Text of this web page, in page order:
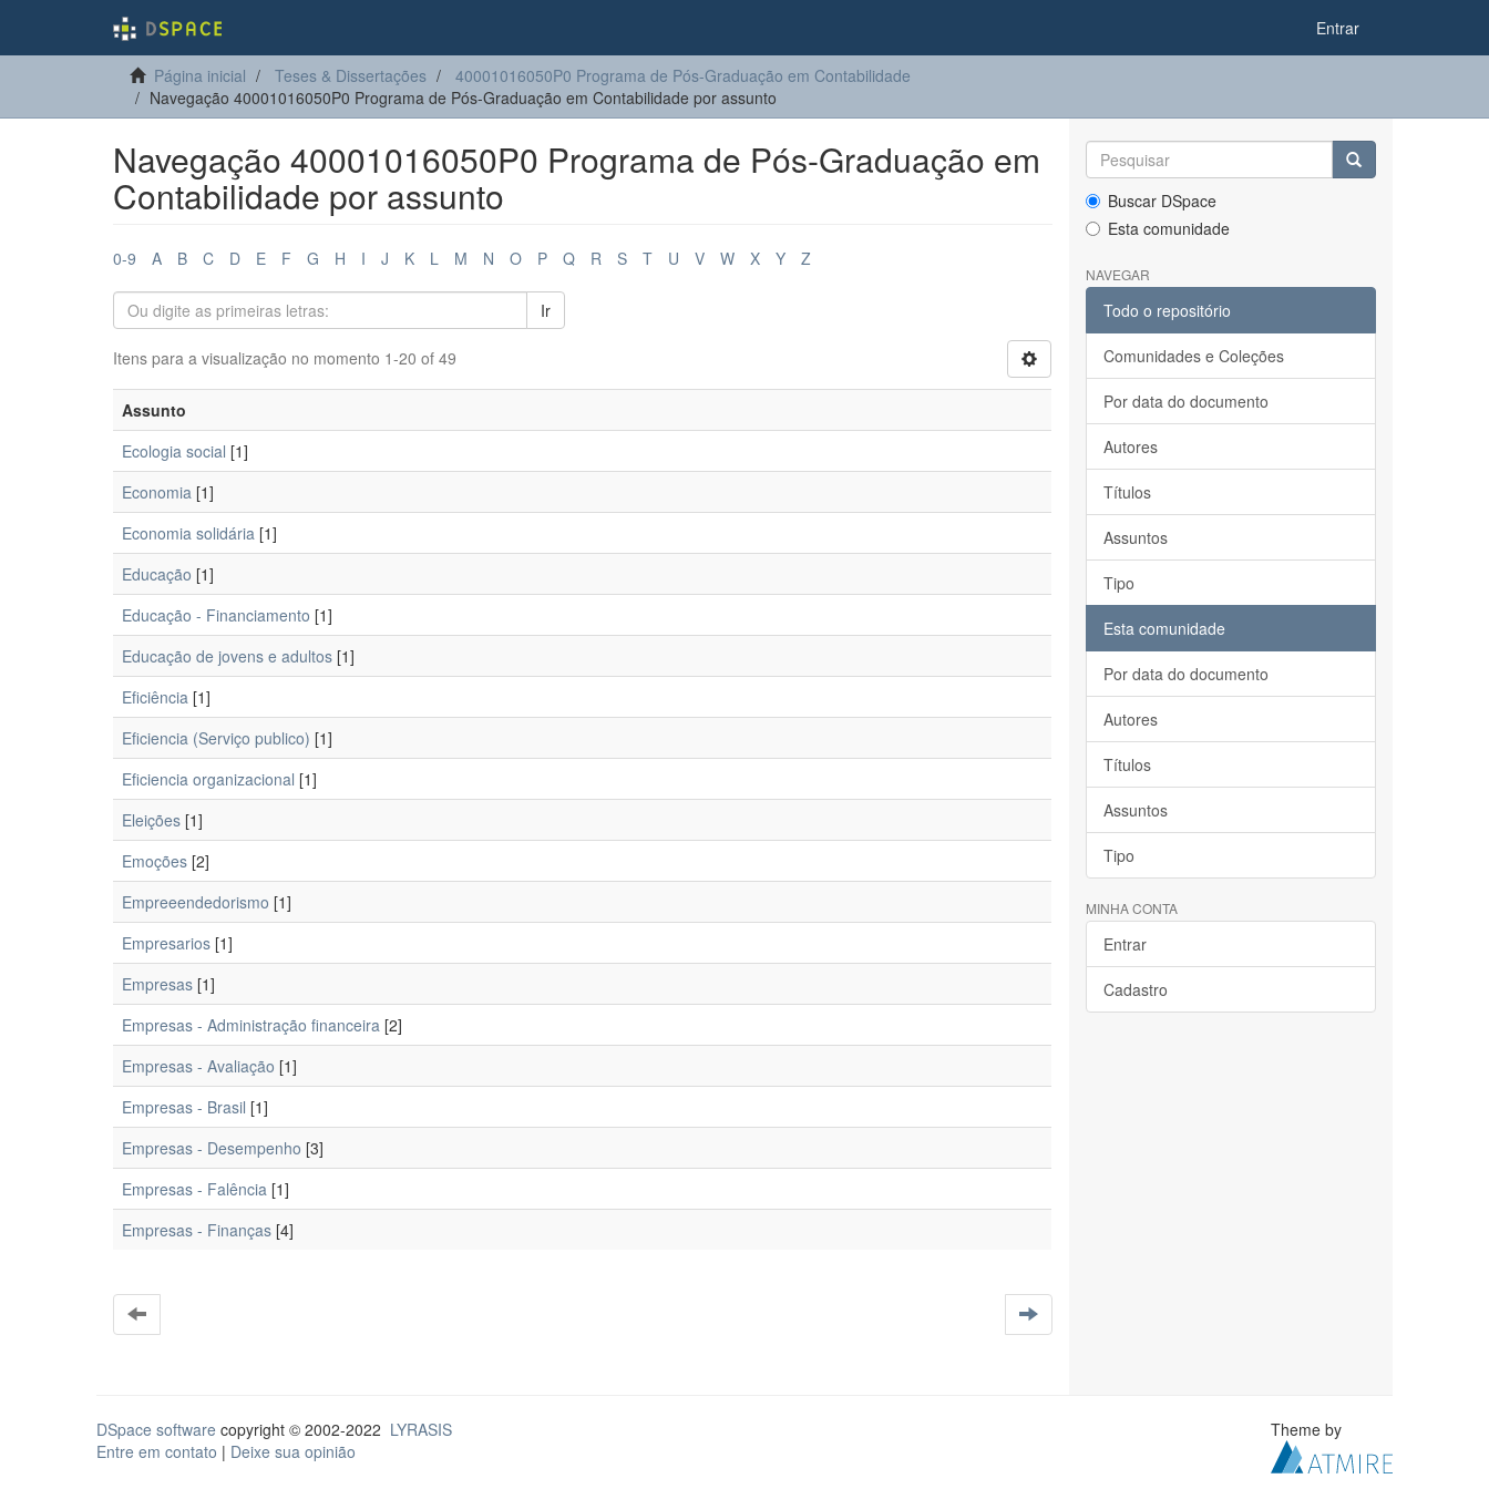
Entrar
Página inicial Teses & Dissertações
40001016050P0 Programa de Pós-Graduação em Contabilidade
Navegação 40001016050P0 Programa de Pós-Graduação em Contabilidade por assunto
Navegação 40001016050P0 Programa de Pós-Graduação em
Contabilidade por assunto
0-9 A B C D E F G H I J K L M N O P Q R S T U V W X Y Z
Ir
Itens para a visualização no momento 1-20 of 49
Assunto
Ecologia social [1]
Economia [1]
Economia solidária [1]
Educação [1]
Educação - Financiamento [1]
Educação de jovens e adultos [1]
Eficiência [1]
Eficiencia (Serviço publico) [1]
Eficiencia organizacional [1]
Eleições [1]
Emoções [2]
Empreeendedorismo [1]
Empresarios [1]
Empresas [1]
Empresas - Administração financeira [2]
Empresas - Avaliação [1]
Empresas - Brasil [1]
Empresas - Desempenho [3]
Empresas - Falência [1]
Empresas - Finanças [4]
Buscar DSpace
Esta comunidade
NAVEGAR
Todo o repositório
Comunidades e Coleções
Por data do documento
Autores
Títulos
Assuntos
Tipo
Esta comunidade
Por data do documento
Autores
Títulos
Assuntos
Tipo
MINHA CONTA
Entrar
Cadastro
DSpace software copyright © 2002-2022 LYRASIS
Entre em contato | Deixe sua opinião
Theme by